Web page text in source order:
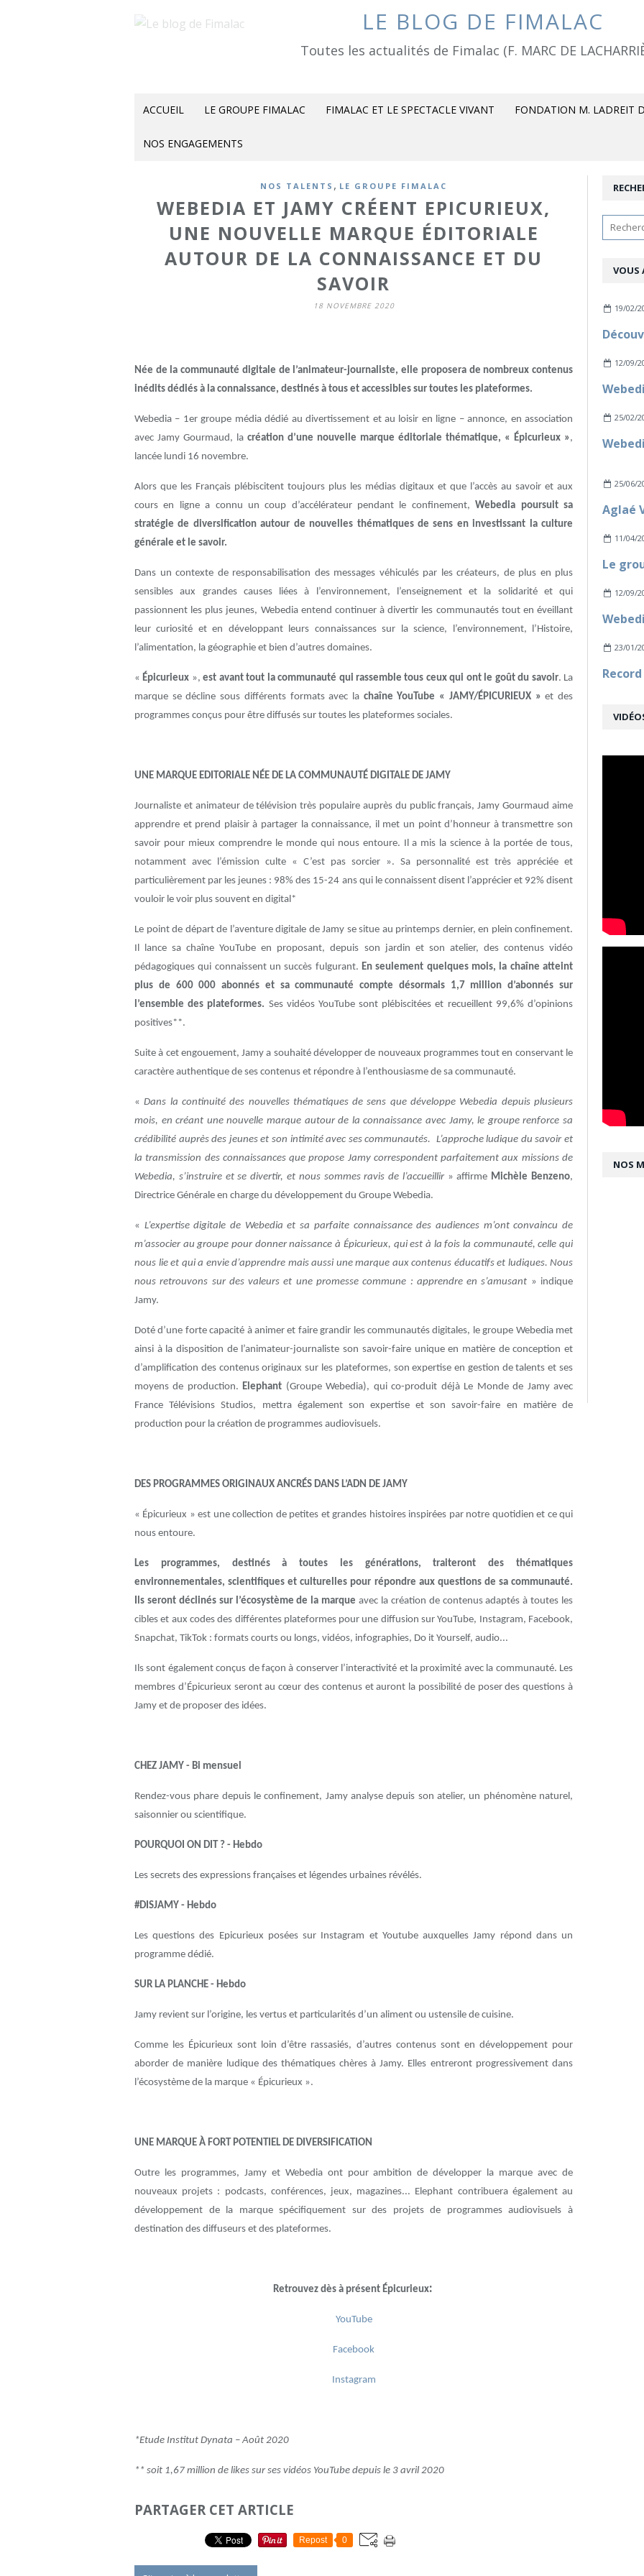
LE BLOG DE FIMALAC
Toutes les actualités de Fimalac (F. MARC DE
ACCUEIL LE GROUPE FIMALAC FIMALAC ET LE SPECTACLE VIVANT FONDATION M. LADREIT
NOS ENGAGEMENTS
NOS TALENTS , LE GROUPE FIMALAC
WEBEDIA ET JAMY CRÉENT EPICURIEUX,
UNE NOUVELLE MARQUE ÉDITORIALE
AUTOUR DE LA CONNAISSANCE ET DU
SAVOIR
18 NOVEMBRE 2020
Née de la communauté digitale de l’animateur-journaliste, elle proposera de nombreux contenus
inédits dédiés à la connaissance, destinés à tous et accessibles sur toutes les plateformes.
Webedia – 1er groupe média dédié au divertissement et au loisir en ligne – annonce, en association
avec Jamy Gourmaud, la création d’une nouvelle marque éditoriale thématique, « Épicurieux »,
lancée lundi 16 novembre.
Alors que les Français plébiscitent toujours plus les médias digitaux et que l’accès au savoir et aux
cours en ligne a connu un coup d’accélérateur pendant le confinement,Webedia poursuit sa
stratégie de diversification autour de nouvelles thématiques de sens en investissant la culture
générale et le savoir.
Dans un contexte de responsabilisation des messages véhiculés par les créateurs, de plus en plus
sensibles aux grandes causes liées à l’environnement, l’enseignement et la solidarité et qui
passionnent les plus jeunes, Webedia entend continuer à divertir les communautés tout en éveillant
leur curiosité et en développant leurs connaissances sur la science, l’environnement, l’Histoire,
l’alimentation, la géographie et bien d’autres domaines.
« Épicurieux »,est avant tout la communauté qui rassemble tous ceux qui ont le goût du savoir. La
marque se décline sous différents formats avec la chaîne YouTube « JAMY/ÉPICURIEUX » et des
programmes conçus pour être diffusés sur toutes les plateformes sociales.
UNE MARQUE EDITORIALE NÉE DE LA COMMUNAUTÉ DIGITALE DE JAMY
Journaliste et animateur de télévision très populaire auprès du public français, Jamy Gourmaud aime
apprendre et prend plaisir à partager la connaissance, il met un point d’honneur à transmettre son
savoir pour mieux comprendre le monde qui nous entoure. Il a mis la science à la portée de tous,
notamment avec l’émission culte « C’est pas sorcier ». Sa personnalité est très appréciée et
particulièrement par les jeunes : 98% des 15-24 ans qui le connaissent disent l’apprécier et 92% disent
vouloir le voir plus souvent en digital*
Le point de départ de l’aventure digitale de Jamy se situe au printemps dernier, en plein confinement.
Il lance sa chaîne YouTube en proposant, depuis son jardin et son atelier, des contenus vidéo
pédagogiques qui connaissent un succès fulgurant. En seulement quelques mois, la chaîne atteint
plus de 600 000 abonnés et sa communauté compte désormais 1,7 million d’abonnés sur
l’ensemble des plateformes. Ses vidéos YouTube sont plébiscitées et recueillent 99,6% d’opinions
positives**.
Suite à cet engouement, Jamy a souhaité développer de nouveaux programmes tout en conservant le
caractère authentique de ses contenus et répondre à l’enthousiasme de sa communauté.
« Dans la continuité des nouvelles thématiques de sens que développe Webedia depuis plusieurs
mois, en créant une nouvelle marque autour de la connaissance avec Jamy, le groupe renforce sa
crédibilité auprès des jeunes et son intimité avec ses communautés. L’approche ludique du savoir et
la transmission des connaissances que propose Jamy correspondent parfaitement aux missions de
Webedia, s’instruire et se divertir, et nous sommes ravis de l’accueillir » affirme Michèle Benzeno,
Directrice Générale en charge du développement du Groupe Webedia.
« L’expertise digitale de Webedia et sa parfaite connaissance des audiences m’ont convaincu de
m’associer au groupe pour donner naissance à Épicurieux, qui est à la fois la communauté, celle qui
nous lie et qui a envie d’apprendre mais aussi une marque aux contenus éducatifs et ludiques. Nous
nous retrouvons sur des valeurs et une promesse commune : apprendre en s’amusant » indique
Jamy.
Doté d’une forte capacité à animer et faire grandir les communautés digitales, le groupe Webedia met
ainsi à la disposition de l’animateur-journaliste son savoir-faire unique en matière de conception et
d’amplification des contenus originaux sur les plateformes, son expertise en gestion de talents et ses
moyens de production. Elephant (Groupe Webedia), qui co-produit déjà Le Monde de Jamy avec
France Télévisions Studios, mettra également son expertise et son savoir-faire en matière de
production pour la création de programmes audiovisuels.
DES PROGRAMMES ORIGINAUX ANCRÉS DANS L’ADN DE JAMY
« Épicurieux » est une collection de petites et grandes histoires inspirées par notre quotidien et ce qui
nous entoure.
Les programmes, destinés à toutes les générations, traiteront des thématiques
environnementales, scientifiques et culturelles pour répondre aux questions de sa communauté.
Ils seront déclinés sur l’écosystème de la marque avec la création de contenus adaptés à toutes les
cibles et aux codes des différentes plateformes pour une diffusion sur YouTube, Instagram, Facebook,
Snapchat, TikTok : formats courts ou longs, vidéos, infographies, Do it Yourself, audio...
Ils sont également conçus de façon à conserver l’interactivité et la proximité avec la communauté. Les
membres d’Épicurieux seront au cœur des contenus et auront la possibilité de poser des questions à
Jamy et de proposer des idées.
CHEZ JAMY - Bi mensuel
Rendez-vous phare depuis le confinement, Jamy analyse depuis son atelier, un phénomène naturel,
saisonnier ou scientifique.
POURQUOI ON DIT ? - Hebdo
Les secrets des expressions françaises et légendes urbaines révélés.
#DISJAMY - Hebdo
Les questions des Epicurieux posées sur Instagram et Youtube auxquelles Jamy répond dans un
programme dédié.
SUR LA PLANCHE - Hebdo
Jamy revient sur l’origine, les vertus et particularités d’un aliment ou ustensile de cuisine.
Comme les Épicurieux sont loin d’être rassasiés, d’autres contenus sont en développement pour
aborder de manière ludique des thématiques chères à Jamy. Elles entreront progressivement dans
l’écosystème de la marque « Épicurieux ».
UNE MARQUE À FORT POTENTIEL DE DIVERSIFICATION
Outre les programmes, Jamy et Webedia ont pour ambition de développer la marque avec de
nouveaux projets : podcasts, conférences, jeux, magazines... Elephant contribuera également au
développement de la marque spécifiquement sur des projets de programmes audiovisuels à
destination des diffuseurs et des plateformes.
Retrouvez dès à présent Épicurieux:
YouTube
Facebook
Instagram
*Etude Institut Dynata – Août 2020
** soit 1,67 million de likes sur ses vidéos YouTube depuis le 3 avril 2020
PARTAGER CET ARTICLE
Repost 0
VOUS
19/02/
12/09/
25/02/
25/06/
11/04/
12/09/
23/01/
NOS